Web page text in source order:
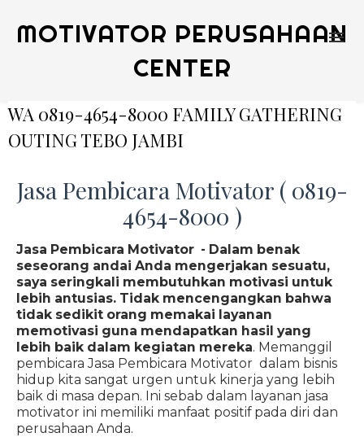
MOTIVATOR PERUSAHAAN
CENTER
WA 0819-4654-8000 FAMILY GATHERING
OUTING TEBO JAMBI
Jasa Pembicara Motivator ( 0819-
4654-8000 )
Jasa Pembicara Motivator - Dalam benak
seseorang andai Anda mengerjakan sesuatu,
saya seringkali membutuhkan motivasi untuk
lebih antusias. Tidak mencengangkan bahwa
tidak sedikit orang memakai layanan
memotivasi guna mendapatkan hasil yang
lebih baik dalam kegiatan mereka. Memanggil
pembicara Jasa Pembicara Motivator dalam bisnis
hidup kita sangat urgen untuk kinerja yang lebih
baik di masa depan. Ini sebab dalam layanan jasa
motivator ini memiliki manfaat positif pada diri dan
perusahaan Anda.